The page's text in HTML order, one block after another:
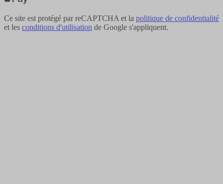
Ce site est protégé par reCAPTCHA et la politique de confidentialité
et les conditions d'utilisation de Google s'appliquent.